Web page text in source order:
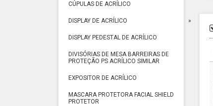
CÚPULAS DE ACRÍLICO
DISPLAY DE ACRÍLICO
DISPLAY PEDESTAL DE ACRÍLICO
DIVISÓRIAS DE MESA BARREIRAS DE
PROTEÇÃO PS ACRÍLICO SIMILAR
EXPOSITOR DE ACRÍLICO
MASCARA PROTETORA FACIAL SHIELD
PROTETOR